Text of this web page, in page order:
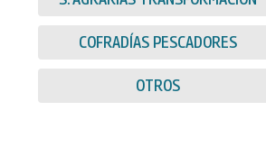
COFRADÍAS PESCADORES
OTROS